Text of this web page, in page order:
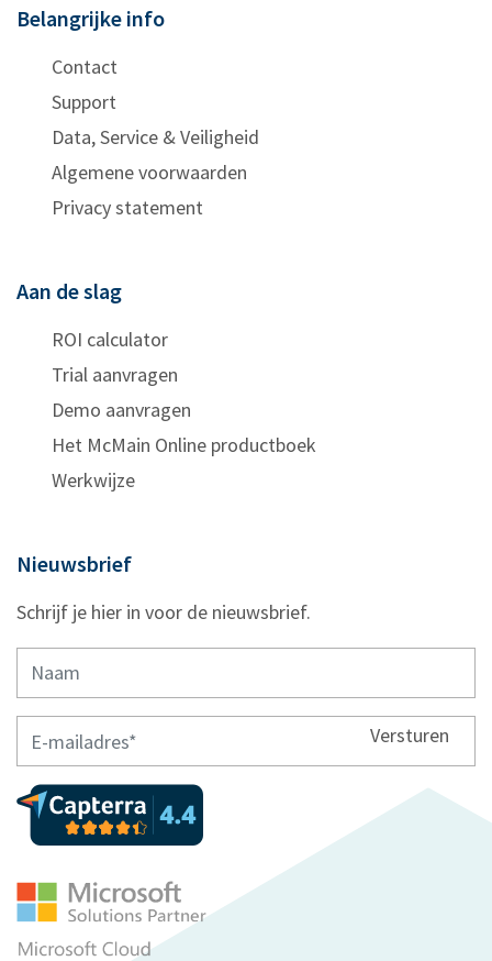
Belangrijke info
Contact
Support
Data, Service & Veiligheid
Algemene voorwaarden
Privacy statement
Aan de slag
ROI calculator
Trial aanvragen
Demo aanvragen
Het McMain Online productboek
Werkwijze
Nieuwsbrief
Schrijf je hier in voor de nieuwsbrief.
Versturen